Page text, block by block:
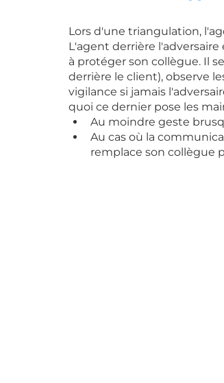
Lors d'une triangulation,
L'agent derrière
à protéger son collègue. Il
derrière le client), observe
vigilance si jamais
quoi ce dernier pose les
Au moindre geste
Au cas où la
remplace son collègue